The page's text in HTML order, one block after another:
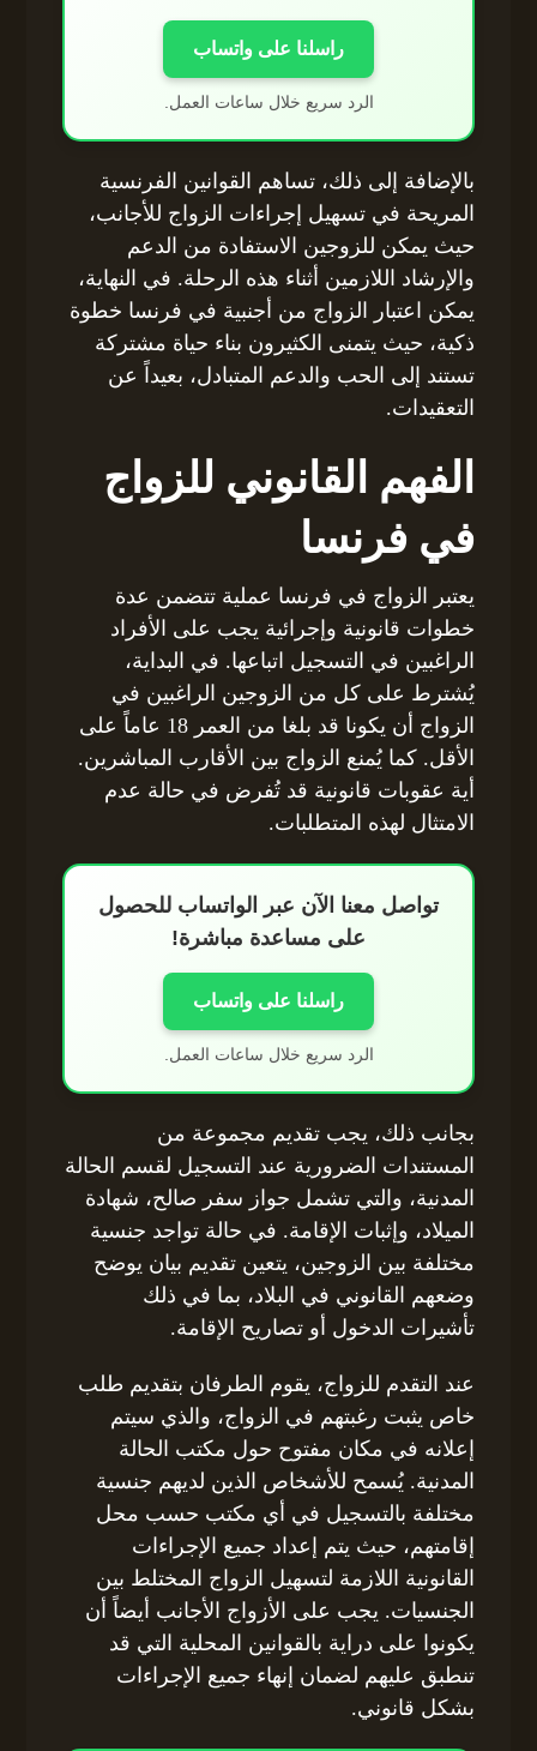
راسلنا على واتساب
الرد سريع خلال ساعات العمل.
بالإضافة إلى ذلك، تساهم القوانين الفرنسية
المريحة في تسهيل إجراءات الزواج للأجانب،
حيث يمكن للزوجين الاستفادة من الدعم
والإرشاد اللازمين أثناء هذه الرحلة. في النهاية،
يمكن اعتبار الزواج من أجنبية في فرنسا خطوة
ذكية، حيث يتمنى الكثيرون بناء حياة مشتركة
تستند إلى الحب والدعم المتبادل، بعيداً عن
التعقيدات.
الفهم القانوني للزواج
في فرنسا
يعتبر الزواج في فرنسا عملية تتضمن عدة
خطوات قانونية وإجرائية يجب على الأفراد
الراغبين في التسجيل اتباعها. في البداية،
يُشترط على كل من الزوجين الراغبين في
الزواج أن يكونا قد بلغا من العمر 18 عاماً على
الأقل. كما يُمنع الزواج بين الأقارب المباشرين.
أية عقوبات قانونية قد تُفرض في حالة عدم
الامتثال لهذه المتطلبات.
تواصل معنا الآن عبر الواتساب للحصول
على مساعدة مباشرة!
راسلنا على واتساب
الرد سريع خلال ساعات العمل.
بجانب ذلك، يجب تقديم مجموعة من
المستندات الضرورية عند التسجيل لقسم الحالة
المدنية، والتي تشمل جواز سفر صالح، شهادة
الميلاد، وإثبات الإقامة. في حالة تواجد جنسية
مختلفة بين الزوجين، يتعين تقديم بيان يوضح
وضعهم القانوني في البلاد، بما في ذلك
تأشيرات الدخول أو تصاريح الإقامة.
عند التقدم للزواج، يقوم الطرفان بتقديم طلب
خاص يثبت رغبتهم في الزواج، والذي سيتم
إعلانه في مكان مفتوح حول مكتب الحالة
المدنية. يُسمح للأشخاص الذين لديهم جنسية
مختلفة بالتسجيل في أي مكتب حسب محل
إقامتهم، حيث يتم إعداد جميع الإجراءات
القانونية اللازمة لتسهيل الزواج المختلط بين
الجنسيات. يجب على الأزواج الأجانب أيضاً أن
يكونوا على دراية بالقوانين المحلية التي قد
تنطبق عليهم لضمان إنهاء جميع الإجراءات
بشكل قانوني.